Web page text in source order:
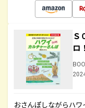
Ｓ
ロ
おさんぽしながらハ